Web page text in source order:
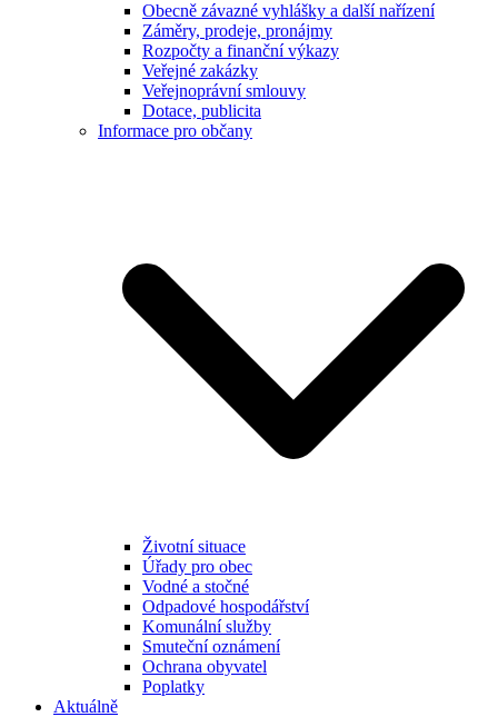
Obecně závazné vyhlášky a další nařízení
Záměry, prodeje, pronájmy
Rozpočty a finanční výkazy
Veřejné zakázky
Veřejnoprávní smlouvy
Dotace, publicita
Informace pro občany
Životní situace
Úřady pro obec
Vodné a stočné
Odpadové hospodářství
Komunální služby
Smuteční oznámení
Ochrana obyvatel
Poplatky
Aktuálně